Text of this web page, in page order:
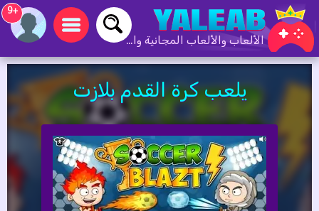
الألعاب والألعاب المجانية والألعاب عبر الإنترنت
+9
يلعب كرة القدم بلازت